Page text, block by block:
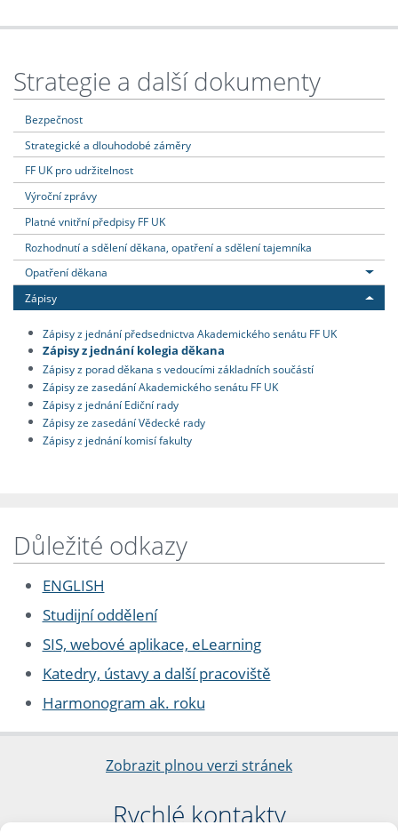
Strategie a další dokumenty
Bezpečnost
Strategické a dlouhodobé záměry
FF UK pro udržitelnost
Výroční zprávy
Platné vnitřní předpisy FF UK
Rozhodnutí a sdělení děkana, opatření a sdělení tajemníka
Opatření děkana
Zápisy
Zápisy z jednání předsednictva Akademického senátu FF UK
Zápisy z jednání kolegia děkana
Zápisy z porad děkana s vedoucími základních součástí
Zápisy ze zasedání Akademického senátu FF UK
Zápisy z jednání Ediční rady
Zápisy ze zasedání Vědecké rady
Zápisy z jednání komisí fakulty
Důležité odkazy
ENGLISH
Studijní oddělení
SIS, webové aplikace, eLearning
Katedry, ústavy a další pracoviště
Harmonogram ak. roku
Zobrazit plnou verzi stránek
Rychlé kontakty